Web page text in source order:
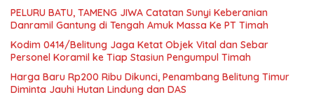
PELURU BATU, TAMENG JIWA Catatan Sunyi Keberanian
Danramil Gantung di Tengah Amuk Massa Ke PT Timah
Kodim 0414/Belitung Jaga Ketat Objek Vital dan Sebar
Personel Koramil ke Tiap Stasiun Pengumpul Timah
Harga Baru Rp200 Ribu Dikunci, Penambang Belitung Timur
Diminta Jauhi Hutan Lindung dan DAS